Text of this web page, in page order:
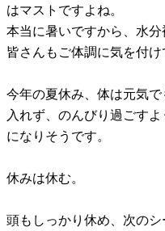
はマストですよね。
本当に暑いですから、水分
皆さんもご体調に気を付
今年の夏休み、体は元気
入れず、のんびり過ごす
になりそうです。
休みは休む。
頭もしっかり休め、次の